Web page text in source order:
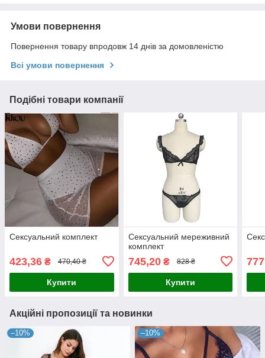
Умови повернення
Повернення товару впродовж 14 днів за домовленістю
Всі умови повернення
Подібні товари компанії
Сексуальний комплект
423,36 ₴ 470,40 ₴
Купити
Сексуальний мереживний
комплект
745,20₴ 828 ₴
Купити
Акційні пропозиції та новинки
–10% –10%